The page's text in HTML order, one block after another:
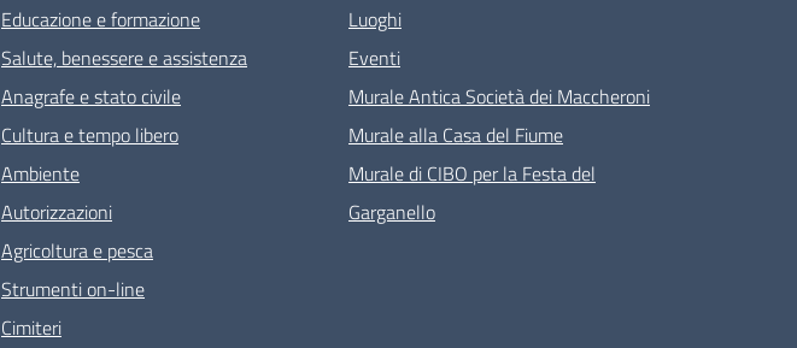
Educazione e formazione
Salute, benessere e assistenza
Anagrafe e stato civile
Cultura e tempo libero
Ambiente
Autorizzazioni
Agricoltura e pesca
Strumenti on-line
Cimiteri
Luoghi
Eventi
Murale Antica Società dei Maccheroni
Murale alla Casa del Fiume
Murale di CIBO per la Festa del
Garganello